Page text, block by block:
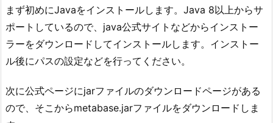
まず初めにJavaをインストールします。Java 8以上からサ
ポートしているので、java公式サイトなどからインストー
ラーをダウンロードしてインストールします。インストー
ル後にパスの設定などを行ってください。
次に公式ページにjarファイルのダウンロードページがある
ので、そこからmetabase.jarファイルをダウンロードしま